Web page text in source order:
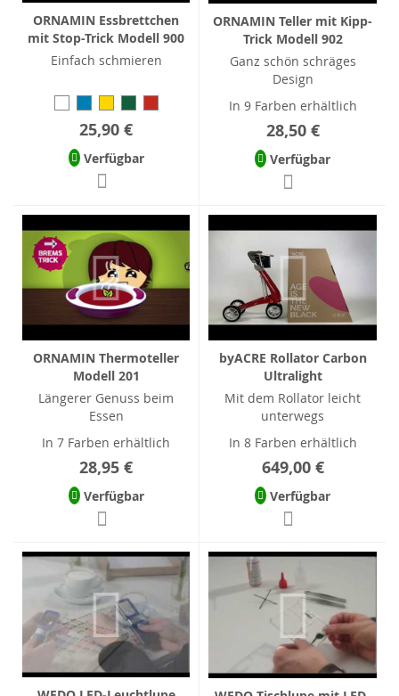
ORNAMIN Essbrettchen
mit Stop-Trick Modell 900
Einfach schmieren
25,90 €
Verfügbar
ORNAMIN Teller mit Kipp-
Trick Modell 902
Ganz schön schräges
Design
In 9 Farben erhältlich
28,50 €
Verfügbar
ORNAMIN Thermoteller
Modell 201
Längerer Genuss beim
Essen
In 7 Farben erhältlich
28,95 €
Verfügbar
byACRE Rollator Carbon
Ultralight
Mit dem Rollator leicht
unterwegs
In 8 Farben erhältlich
649,00 €
Verfügbar